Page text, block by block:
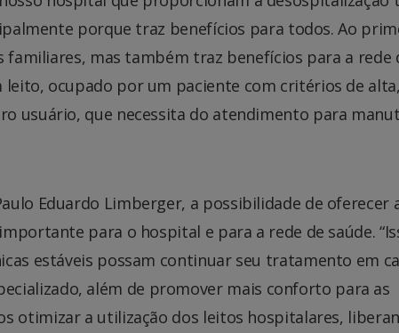
porque traz benefícios para todos. Ao
familiares, mas também traz benefícios para a rede
leito, ocupado por um paciente com critérios de alta,
usuário, que necessita do atendimento para
Eduardo Limberger, a possibilidade de oferecer
para o hospital e para a rede de saúde.
estáveis possam continuar seu tratamento em
além de promover mais conforto para as
otimizar a utilização dos leitos hospitalares,